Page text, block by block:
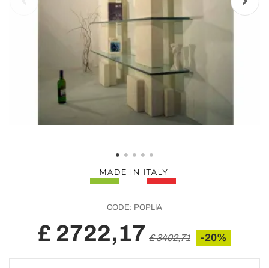
CODE: POPLIA
£ 2722,17 £ 3402,71 -20%